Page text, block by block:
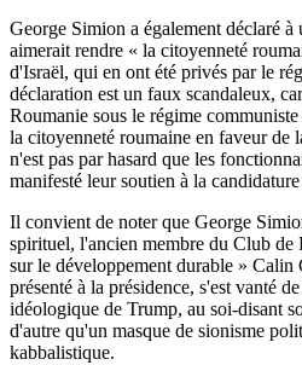
George Simion a également déclaré
aimerait rendre « la citoyenneté
d'Israël, qui en ont été privés par le
déclaration est un faux scandaleux,
Roumanie sous le régime
la citoyenneté roumaine en faveur de
n'est pas par hasard que les
manifesté leur soutien à la
Il convient de noter que George
spirituel, l'ancien membre du Club
sur le développement durable » Calin
présenté à la présidence, s'est vanté
idéologique de Trump, au soi-disant
d'autre qu'un masque de sionisme
kabbalistique.